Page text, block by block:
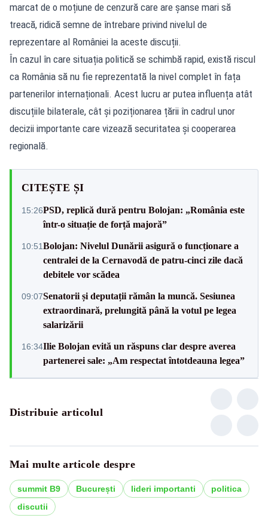
marcat de o moțiune de cenzură care are șanse mari să
treacă, ridică semne de întrebare privind nivelul de
reprezentare al României la aceste discuții.
În cazul în care situația politică se schimbă rapid, există riscul
ca România să nu fie reprezentată la nivel complet în fața
partenerilor internaționali. Acest lucru ar putea influența atât
discuțiile bilaterale, cât și poziționarea țării în cadrul unor
decizii importante care vizează securitatea și cooperarea
regională.
CITEȘTE ȘI
15:26PSD, replică dură pentru Bolojan: „România este
într-o situație de forță majoră”
10:51Bolojan: Nivelul Dunării asigură o funcționare a
centralei de la Cernavodă de patru-cinci zile dacă
debitele vor scădea
09:07Senatorii și deputații rămân la muncă. Sesiunea
extraordinară, prelungită până la votul pe legea
salarizării
16:34Ilie Bolojan evită un răspuns clar despre averea
partenerei sale: „Am respectat întotdeauna legea”
Distribuie articolul
Mai multe articole despre
summit B9 București lideri importanti
politica
discutii